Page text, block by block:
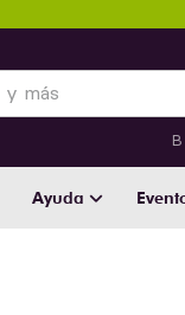
Ayuda